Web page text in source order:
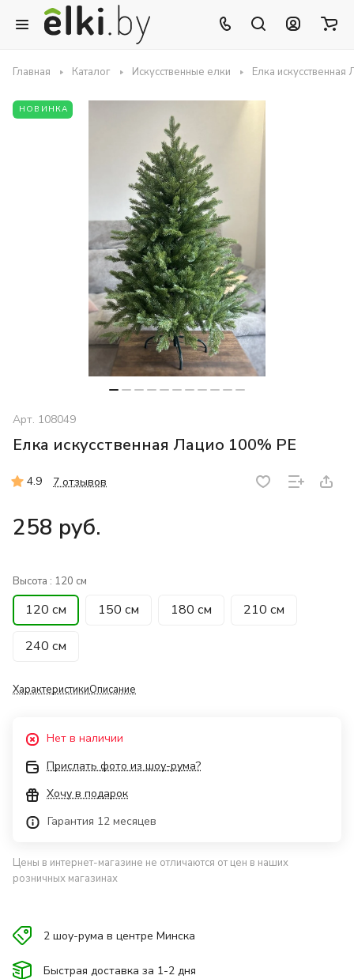
Главная Каталог Искусственные елки Елка
НОВИНКА
Арт. 108049
Елка искусственная Лацио 100% PE
4.9 7 отзывов
258 руб.
Высота : 120 см
120 см 150 см 180 см 210 см
240 см
ХарактеристикиОписание
Нет в наличии
Прислать фото из шоу-рума?
Хочу в подарок
Гарантия 12 месяцев
Цены в интернет-магазине не отличаются от цен в наших
розничных магазинах
2 шоу-рума в центре Минска
Быстрая доставка за 1-2 дня